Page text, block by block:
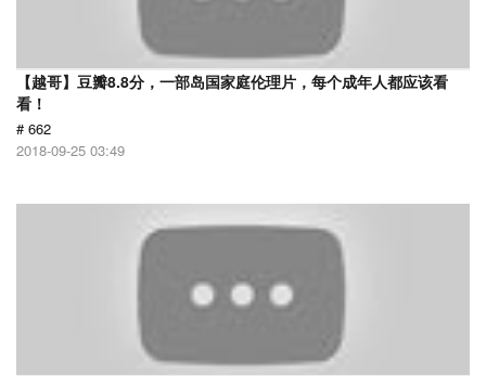
【越哥】豆瓣8.8分，一部岛国家庭伦理片，每个成年人都应该看
看！
# 662
2018-09-25 03:49